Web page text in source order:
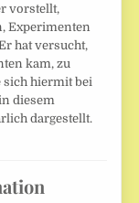
vorstellt,
Experimenten
hat versucht,
kam, zu
sich hiermit bei
diesem
dargestellt.